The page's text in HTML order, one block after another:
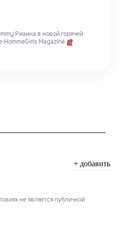
Рианна в новой горячей
HommeGirls Magazine 💔
+ добавить
не является публичной